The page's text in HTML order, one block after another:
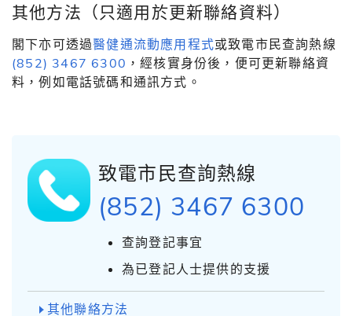
其他方法（只適用於更新聯絡資料）
閣下亦可透過醫健通流動應用程式或致電市民查詢熱線
(852) 3467 6300 ，經核實身份後，便可更新聯絡資
料，例如電話號碼和通訊方式。
致電市民查詢熱線
(852) 3467 6300
查詢登記事宜
為已登記人士提供的支援
其他聯絡方法